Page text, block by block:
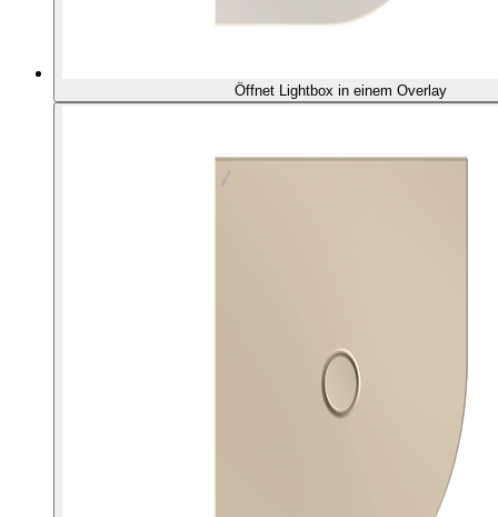
Öffnet Lightbox in einem Overlay